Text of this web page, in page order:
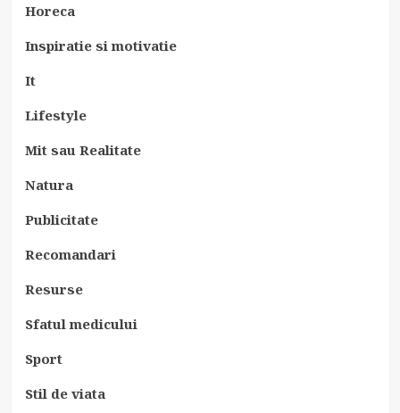
Horeca
Inspiratie si motivatie
It
Lifestyle
Mit sau Realitate
Natura
Publicitate
Recomandari
Resurse
Sfatul medicului
Sport
Stil de viata